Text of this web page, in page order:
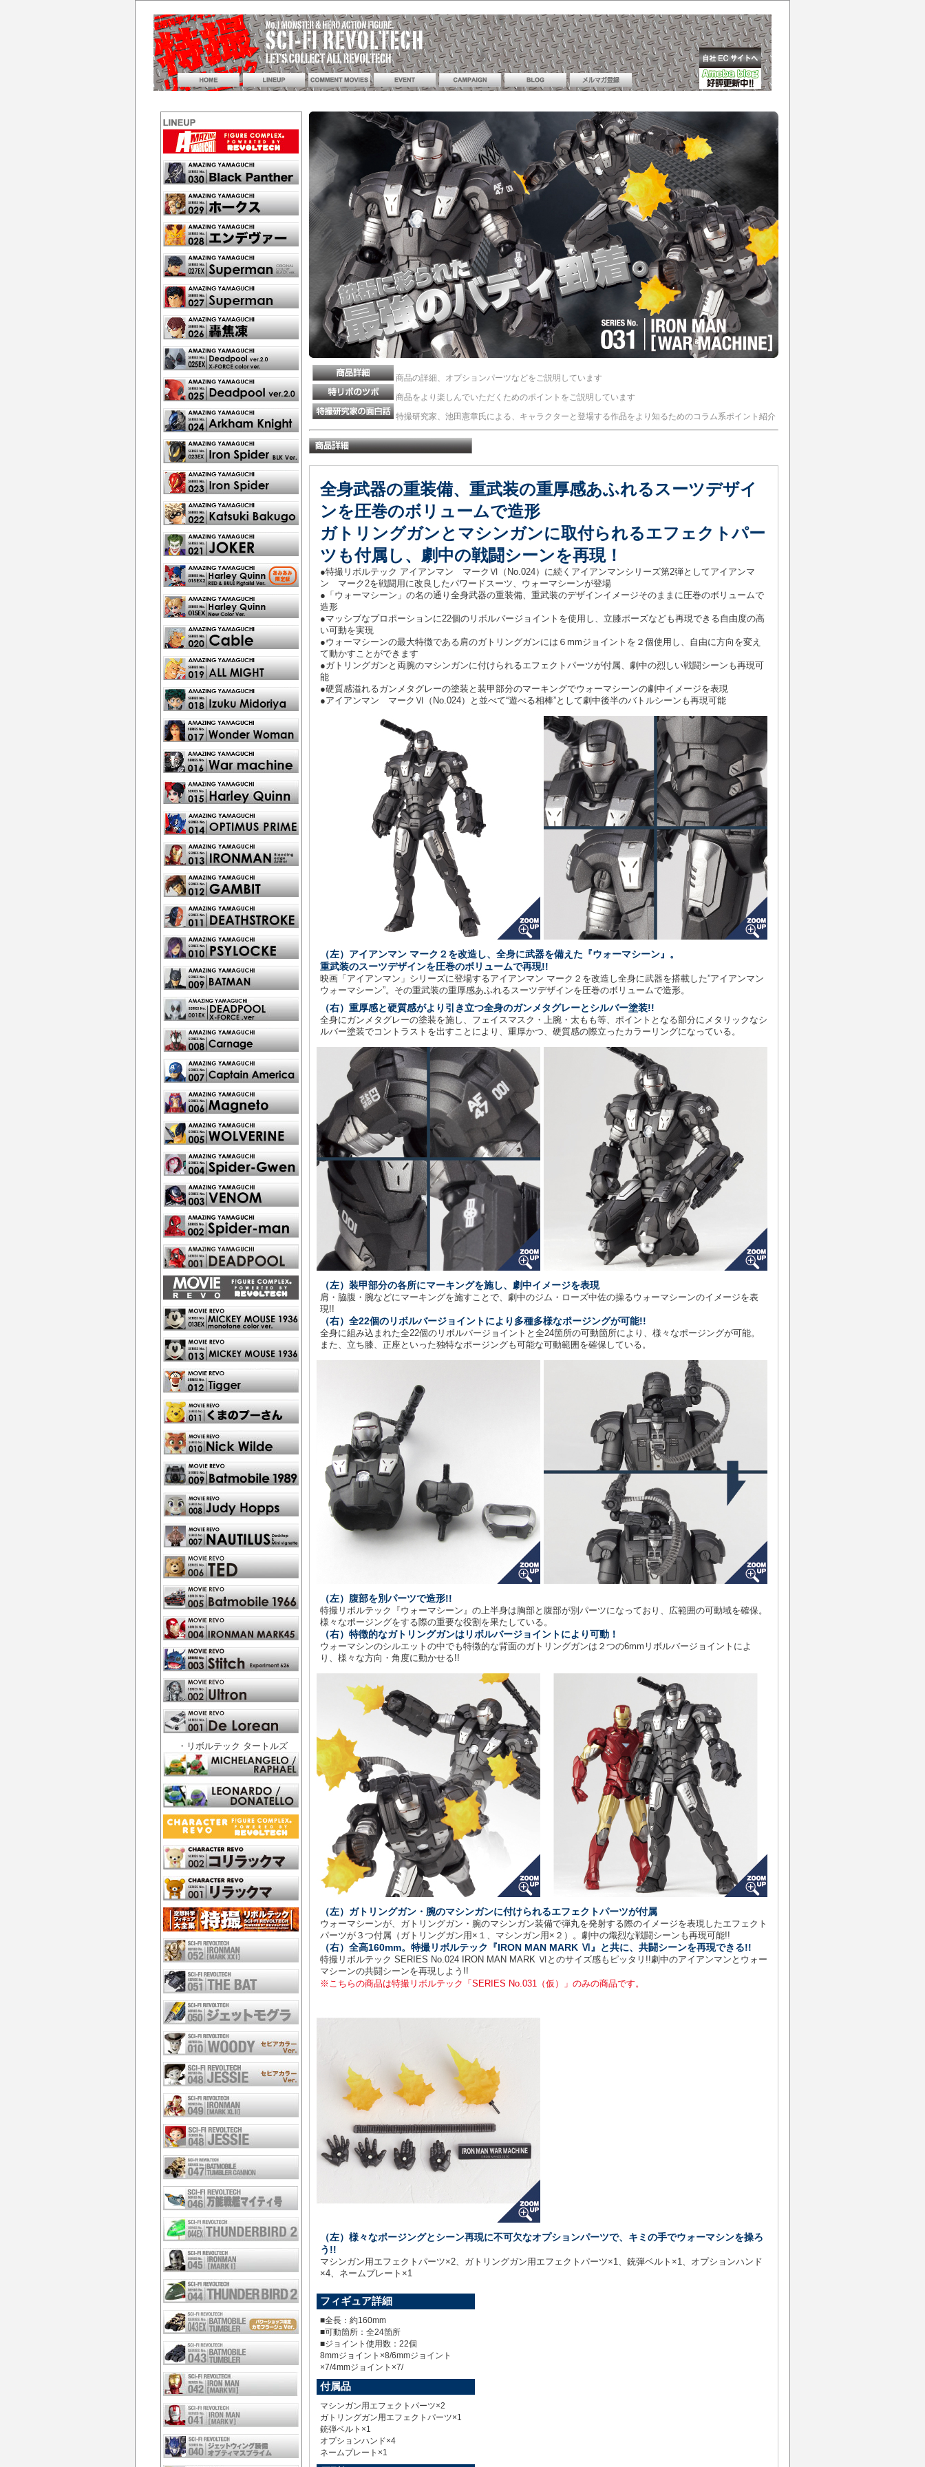
・リボルテック タートルズ
商品の詳細、オプションパーツなどをご説明しています
商品をより楽しんでいただくためのポイントをご説明しています
特撮研究家、池田憲章氏による、キャラクターと登場する作品をより知るためのコラム系ポイント紹介
全身武器の重装備、重武装の重厚感あふれるスーツデザイ
ンを圧巻のボリュームで造形
ガトリングガンとマシンガンに取付られるエフェクトパー
ツも付属し、劇中の戦闘シーンを再現！
●特撮リボルテック アイアンマン マークⅥ（No.024）に続くアイアンマンシリーズ第2弾としてアイアンマ
ン マーク2を戦闘用に改良したパワードスーツ、ウォーマシーンが登場
●「ウォーマシーン」の名の通り全身武器の重装備、重武装のデザインイメージそのままに圧巻のボリュームで
造形
●マッシブなプロポーションに22個のリボルバージョイントを使用し、立膝ポーズなども再現できる自由度の高
い可動を実現
●ウォーマシーンの最大特徴である肩のガトリングガンには６mmジョイントを２個使用し、自由に方向を変え
て動かすことができます
●ガトリングガンと両腕のマシンガンに付けられるエフェクトパーツが付属、劇中の烈しい戦闘シーンも再現可
能
●硬質感溢れるガンメタグレーの塗装と装甲部分のマーキングでウォーマシーンの劇中イメージを表現
●アイアンマン マークⅥ（No.024）と並べて“遊べる相棒”として劇中後半のバトルシーンも再現可能
（左）アイアンマン マーク２を改造し、全身に武器を備えた『ウォーマシーン』。
重武装のスーツデザインを圧巻のボリュームで再現!!
映画「アイアンマン」シリーズに登場するアイアンマン マーク２を改造し全身に武器を搭載した”アイアンマン
ウォーマシーン”。その重武装の重厚感あふれるスーツデザインを圧巻のボリュームで造形。
（右）重厚感と硬質感がより引き立つ全身のガンメタグレーとシルバー塗装!!
全身にガンメタグレーの塗装を施し、フェイスマスク・上腕・太もも等、ポイントとなる部分にメタリックなシ
ルバー塗装でコントラストを出すことにより、重厚かつ、硬質感の際立ったカラーリングになっている。
（左）装甲部分の各所にマーキングを施し、劇中イメージを表現
肩・脇腹・腕などにマーキングを施すことで、劇中のジム・ローズ中佐の操るウォーマシーンのイメージを表
現!!
（右）全22個のリボルバージョイントにより多種多様なポージングが可能!!
全身に組み込まれた全22個のリボルバージョイントと全24箇所の可動箇所により、様々なポージングが可能。
また、立ち膝、正座といった独特なポージングも可能な可動範囲を確保している。
（左）腹部を別パーツで造形!!
特撮リボルテック『ウォーマシーン』の上半身は胸部と腹部が別パーツになっており、広範囲の可動域を確保。
様々なポージングをする際の重要な役割を果たしている。
（右）特徴的なガトリングガンはリボルバージョイントにより可動！
ウォーマシンのシルエットの中でも特徴的な背面のガトリングガンは２つの6mmリボルバージョイントによ
り、様々な方向・角度に動かせる!!
（左）ガトリングガン・腕のマシンガンに付けられるエフェクトパーツが付属
ウォーマシーンが、ガトリングガン・腕のマシンガン装備で弾丸を発射する際のイメージを表現したエフェクト
パーツが３つ付属（ガトリングガン用×１、マシンガン用×２）。劇中の熾烈な戦闘シーンも再現可能!!
（右）全高160mm。特撮リボルテック『IRON MAN MARK Ⅵ』と共に、共闘シーンを再現できる!!
特撮リボルテック SERIES No.024 IRON MAN MARK Ⅵとのサイズ感もピッタリ!!劇中のアイアンマンとウォー
マシーンの共闘シーンを再現しよう!!
※こちらの商品は特撮リボルテック「SERIES No.031（仮）」のみの商品です。
（左）様々なポージングとシーン再現に不可欠なオプションパーツで、キミの手でウォーマシンを操ろ
う!!
マシンガン用エフェクトパーツ×2、ガトリングガン用エフェクトパーツ×1、銃弾ベルト×1、オプションハンド
×4、ネームプレート×1
フィギュア詳細
■全長：約160mm
■可動箇所：全24箇所
■ジョイント使用数：22個
8mmジョイント×8/6mmジョイント
×7/4mmジョイント×7/
付属品
マシンガン用エフェクトパーツ×2
ガトリングガン用エフェクトパーツ×1
銃弾ベルト×1
オプションハンド×4
ネームプレート×1